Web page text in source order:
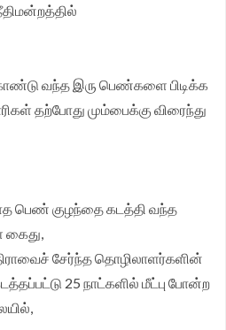
வந்த இரு பெண்களை பிடிக்க
தற்போது மும்பைக்கு விரைந்து
பெண் குழந்தை கடத்தி வந்த
சேர்ந்த தொழிலாளர்களின்
25 நாட்களில் மீட்பு போன்ற